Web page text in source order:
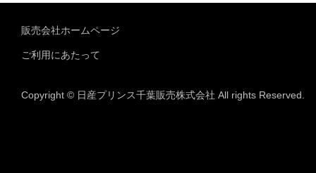
販売会社ホームページ
ご利用にあたって
Copyright © 日産プリンス千葉販売株式会社 All rights Reserved.